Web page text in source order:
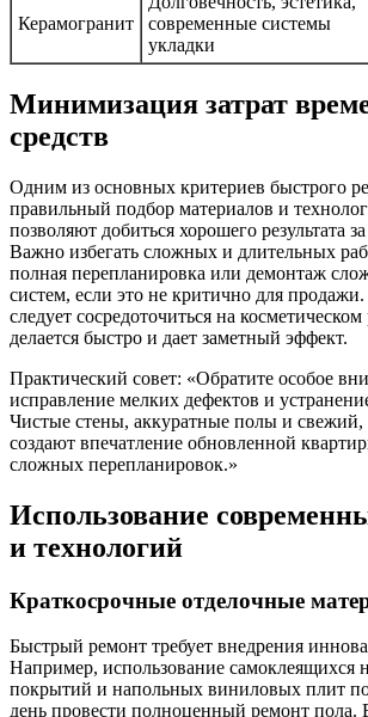
Керамогранит
современные системы
укладки
Минимизация затрат
средств
Одним из основных критериев быстрого
правильный подбор материалов и
позволяют добиться хорошего результата
Важно избегать сложных и длительных
полная перепланировка или демонтаж
систем, если это не критично для
следует сосредоточиться на
делается быстро и дает заметный эффект.
Практический совет: «Обратите особое
исправление мелких дефектов и
Чистые стены, аккуратные полы и свежий,
создают впечатление обновленной
сложных перепланировок.»
Использование
и технологий
Краткосрочные отделочные
Быстрый ремонт требует внедрения
Например, использование самоклеящихся
покрытий и напольных виниловых плит
день провести полноценный ремонт пола.